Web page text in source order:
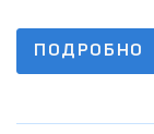
ПОДРОБНО